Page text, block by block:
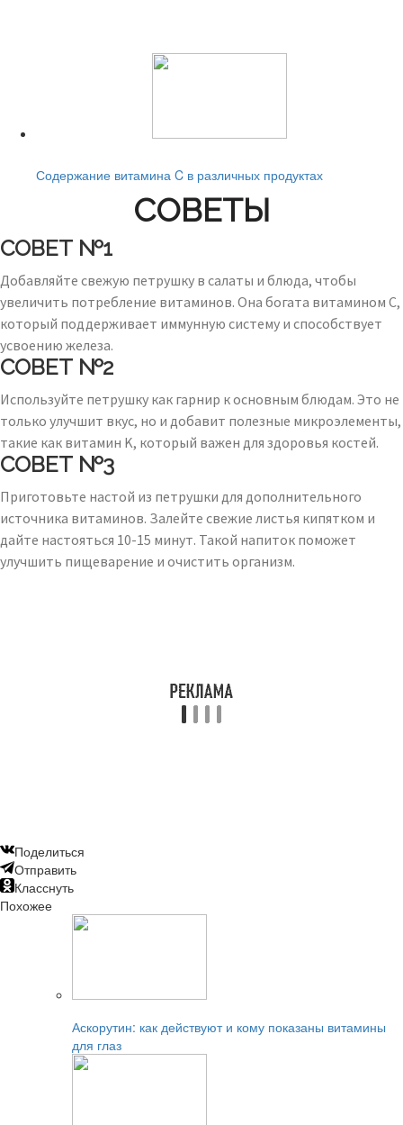
Содержание витамина C в различных продуктах
СОВЕТЫ
СОВЕТ №1
Добавляйте свежую петрушку в салаты и блюда, чтобы
увеличить потребление витаминов. Она богата витамином C,
который поддерживает иммунную систему и способствует
усвоению железа.
СОВЕТ №2
Используйте петрушку как гарнир к основным блюдам. Это не
только улучшит вкус, но и добавит полезные микроэлементы,
такие как витамин K, который важен для здоровья костей.
СОВЕТ №3
Приготовьте настой из петрушки для дополнительного
источника витаминов. Залейте свежие листья кипятком и
дайте настояться 10-15 минут. Такой напиток поможет
улучшить пищеварение и очистить организм.
Поделиться
Отправить
Класснуть
Похожее
Аскорутин: как действуют и кому показаны витамины
для глаз